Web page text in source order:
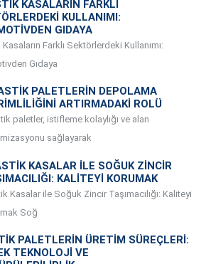
KASALARIN FARKLI
KULLANIMI:
GIDAYA
Farklı Sektörlerdeki Kullanımı:
Gıdaya
PALETLERIN DEPOLAMA
ARTIRMADAKI ROLÜ
paletler, istifleme kolaylığı ve alan
sağlayarak
KASALAR ILE SOĞUK ZINCIR
KALITEYI KORUMAK
Kasalar ile Soğuk Zincir Taşımacılığı: Kaliteyi
Soğ
PALETLERIN ÜRETIM SÜREÇLERI:
TEKNOLOJI VE